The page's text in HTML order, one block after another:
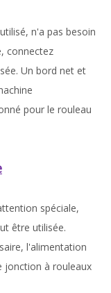
n'a pas besoin
connectez
Un bord net et
pour le rouleau
spéciale,
être utilisée.
l'alimentation
jonction à rouleaux